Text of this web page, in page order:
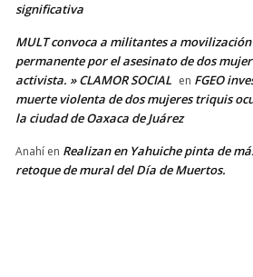
significativa
MULT convoca a militantes a movilización
permanente por el asesinato de dos
activista. » CLAMOR SOCIAL en FGEO
muerte violenta de dos mujeres triquis
la ciudad de Oaxaca de Juárez
Anahí en Realizan en Yahuiche pinta de
retoque de mural del Día de Muertos.